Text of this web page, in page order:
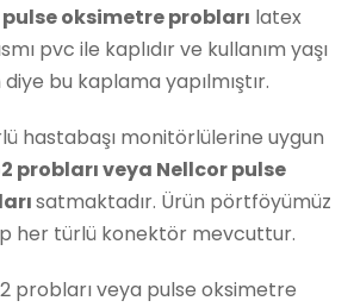
oksimetre probları latex
pvc ile kaplıdır ve kullanım yaşı
bu kaplama yapılmıştır.
hastabaşı monitörlülerine uygun
probları veya Nellcor pulse
satmaktadır. Ürün pörtföyümüz
her türlü konektör mevcuttur.
probları veya pulse oksimetre